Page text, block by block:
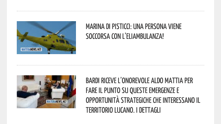
Marina di Pisticci: una persona viene
soccorsa con l’eliambulanza!
Bardi riceve l’onorevole Aldo Mattia per
fare il punto su queste emergenze e
opportunità strategiche che interessano il
territorio lucano. I dettagli